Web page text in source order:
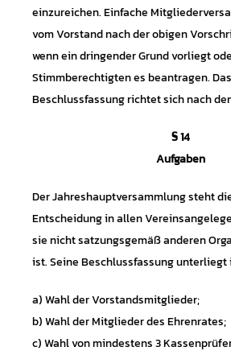
einzureichen. Einfache
vom Vorstand nach der obigen
wenn ein dringender Grund vorliegt
Stimmberechtigten es beantragen.
Beschlussfassung richtet sich nach
§ 14
Aufgaben
Der Jahreshauptversammlung steht
Entscheidung in allen
sie nicht satzungsgemäß anderen
ist. Seine Beschlussfassung unterliegt
a) Wahl der Vorstandsmitglieder;
b) Wahl der Mitglieder des Ehrenrates;
c) Wahl von mindestens 3